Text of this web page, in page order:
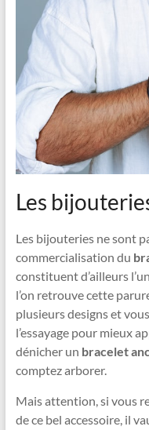
Les
Les bijouteries ne sont
commercialisation du
constituent d’ailleurs
l’on retrouve cette
plusieurs designs et
l’essayage pour mieux
dénicher un bracelet
comptez arborer.
Mais attention, si vous
de ce bel accessoire, il